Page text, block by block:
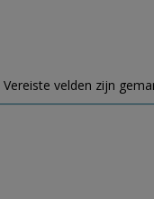
Vereiste velden zijn